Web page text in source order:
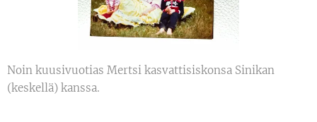
Noin kuusivuotias Mertsi kasvattisiskonsa Sinikan
(keskellä) kanssa.